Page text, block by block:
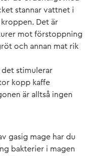
stannar vattnet i
Det är
mot förstoppning
och annan mat rik
det stimulerar
kopp kaffe
är alltså ingen
gasig mage har du
bakterier i magen